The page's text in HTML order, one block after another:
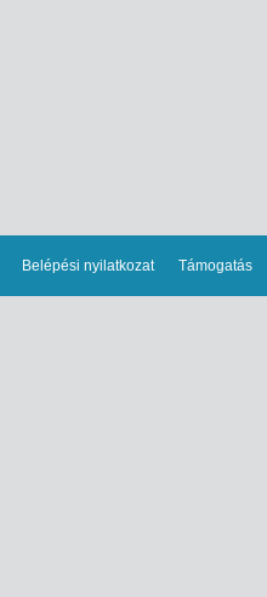
Belépési nyilatkozat Támogatás